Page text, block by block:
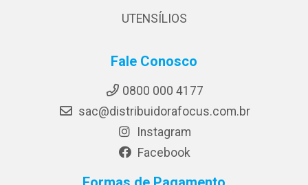
UTENSÍLIOS
Fale Conosco
0800 000 4177
sac@distribuidorafocus.com.br
Instagram
Facebook